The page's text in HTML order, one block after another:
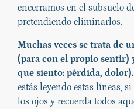
encerramos en el subsuelo
pretendiendo eliminarlos.
Muchas veces se trata de
(para con el propio sentir)
que siento: pérdida, dolor).
estás leyendo estas líneas,
los ojos y recuerda todos